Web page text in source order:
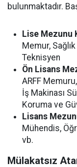
bulunmaktadır.
Lise Mezunu
Memur,
Teknisyen
Ön Lisans
ARFF
İş Makinası
Koruma ve
Lisans
Mühendis,
vb.
Mülakatsız